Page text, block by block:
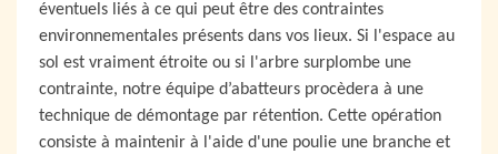
éventuels liés à ce qui peut être des contraintes
environnementales présents dans vos lieux. Si l'espace au
sol est vraiment étroite ou si l'arbre surplombe une
contrainte, notre équipe d’abatteurs procèdera à une
technique de démontage par rétention. Cette opération
consiste à maintenir à l'aide d'une poulie une branche et